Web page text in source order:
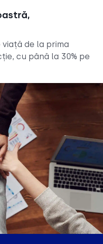
de la prima
cu până la 30% pe